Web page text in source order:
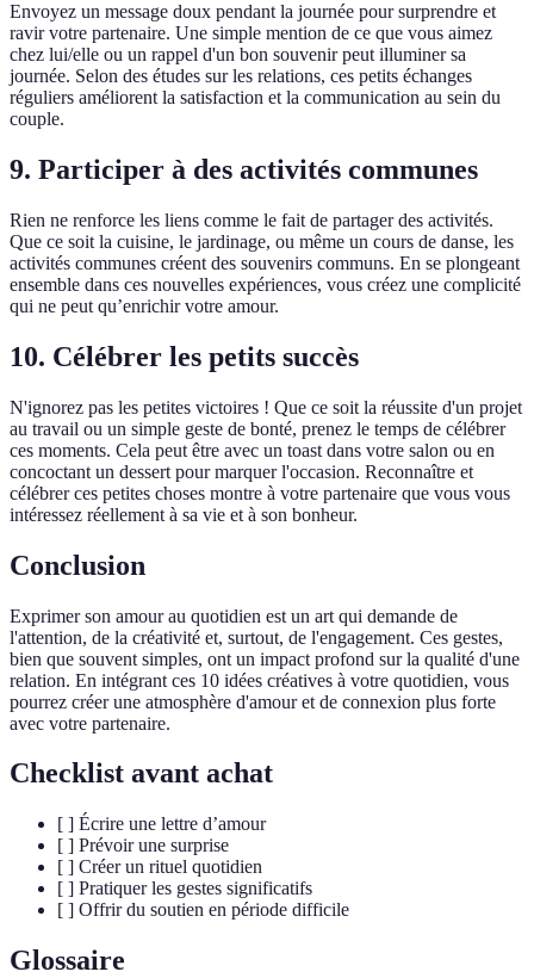
Envoyez un message doux pendant la journée pour surprendre et
ravir votre partenaire. Une simple mention de ce que vous aimez
chez lui/elle ou un rappel d'un bon souvenir peut illuminer sa
journée. Selon des études sur les relations, ces petits échanges
réguliers améliorent la satisfaction et la communication au sein du
couple.
9. Participer à des activités communes
Rien ne renforce les liens comme le fait de partager des activités.
Que ce soit la cuisine, le jardinage, ou même un cours de danse, les
activités communes créent des souvenirs communs. En se plongeant
ensemble dans ces nouvelles expériences, vous créez une complicité
qui ne peut qu’enrichir votre amour.
10. Célébrer les petits succès
N'ignorez pas les petites victoires ! Que ce soit la réussite d'un projet
au travail ou un simple geste de bonté, prenez le temps de célébrer
ces moments. Cela peut être avec un toast dans votre salon ou en
concoctant un dessert pour marquer l'occasion. Reconnaître et
célébrer ces petites choses montre à votre partenaire que vous vous
intéressez réellement à sa vie et à son bonheur.
Conclusion
Exprimer son amour au quotidien est un art qui demande de
l'attention, de la créativité et, surtout, de l'engagement. Ces gestes,
bien que souvent simples, ont un impact profond sur la qualité d'une
relation. En intégrant ces 10 idées créatives à votre quotidien, vous
pourrez créer une atmosphère d'amour et de connexion plus forte
avec votre partenaire.
Checklist avant achat
[ ] Écrire une lettre d’amour
[ ] Prévoir une surprise
[ ] Créer un rituel quotidien
[ ] Pratiquer les gestes significatifs
[ ] Offrir du soutien en période difficile
Glossaire